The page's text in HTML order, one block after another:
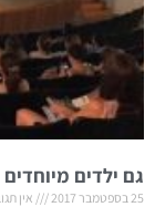
גם ילדים
25 בספטמבר 2017 אין